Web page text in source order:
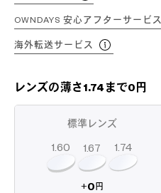
OWNDAYS 安心アフターサービス
海外転送サービス
レンズの薄さ1.74まで0円
標準レンズ
1.60 1.67 1.74
+0 円